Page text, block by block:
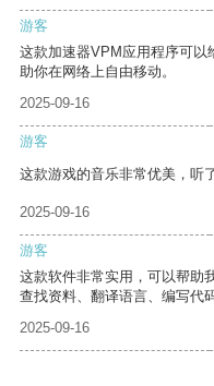
游客
这款加速器VPM应用程序可以
助你在网络上自由移动。
2025-09-16
游客
这款游戏的音乐非常优美，听
2025-09-16
游客
这款软件非常实用，可以帮助
查找资料、翻译语言、编写代
2025-09-16